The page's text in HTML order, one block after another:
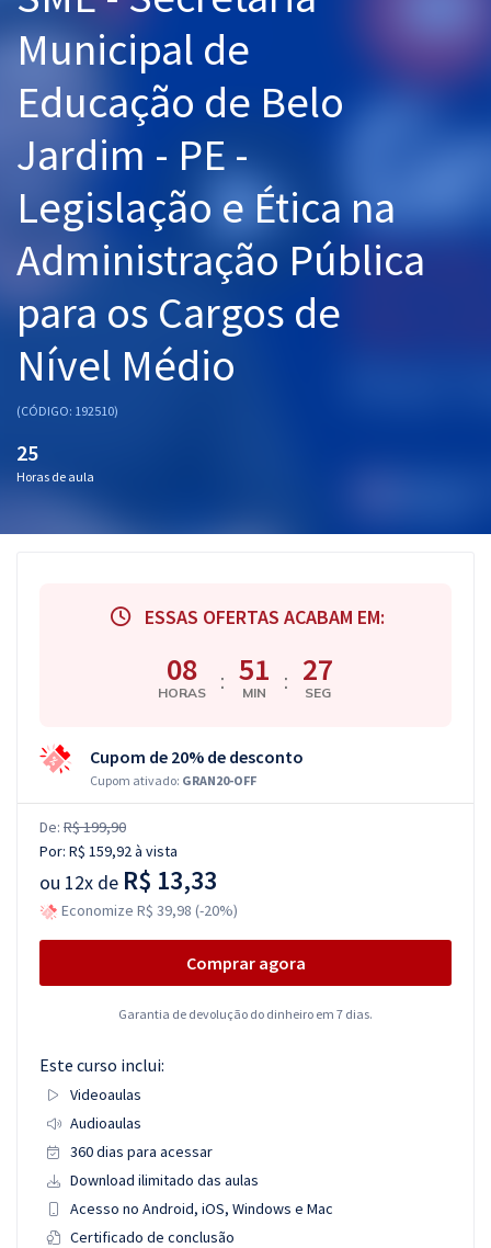
Graduação
Mentorias
Questões grátis
Conteúdo gratuito
Blog
Aprovados
Atendimento
Municipal de
Educação de Belo
Jardim - PE -
Legislação e Ética na
Administração Pública
para os Cargos de
Nível Médio
(CÓDIGO: 192510)
25
Horas de aula
ESSAS OFERTAS ACABAM EM:
08
HORAS : 51
MIN : 27
SEG
Cupom de 20% de desconto
Cupom ativado: GRAN20-OFF
De: R$ 199,90
Por: R$ 159,92à vista
ou 12x de R$ 13,33
Economize R$ 39,98 (-20%)
Comprar agora
Garantia de devolução do dinheiro em 7 dias.
Este curso inclui:
Videoaulas
Audioaulas
360 dias para acessar
Download ilimitado das aulas
Acesso no Android, iOS, Windows e Mac
Certificado de conclusão